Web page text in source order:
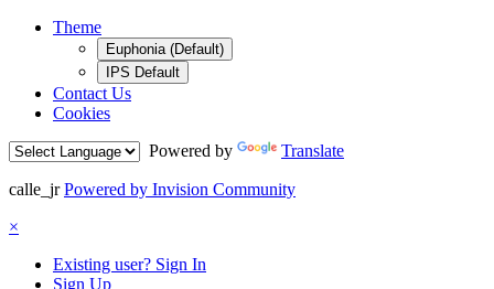
Theme
Euphonia (Default)
IPS Default
Contact Us
Cookies
Powered by
Translate
calle_jr Powered by Invision Community
×
Existing user? Sign In
Sign Up